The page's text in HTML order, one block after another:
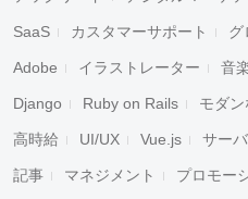
SaaS カスタマーサポート グ
Adobe イラストレーター 音
Django Ruby on Rails モダ
高時給 UI/UX Vue.js サー
記事 マネジメント プロモー